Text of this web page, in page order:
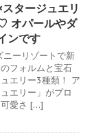
タージュエリ
オパールやダ
ンです
ーリゾートで新
フォルムと宝石
エリー3種類！ ア
エリー」がプロ
可愛さ […]